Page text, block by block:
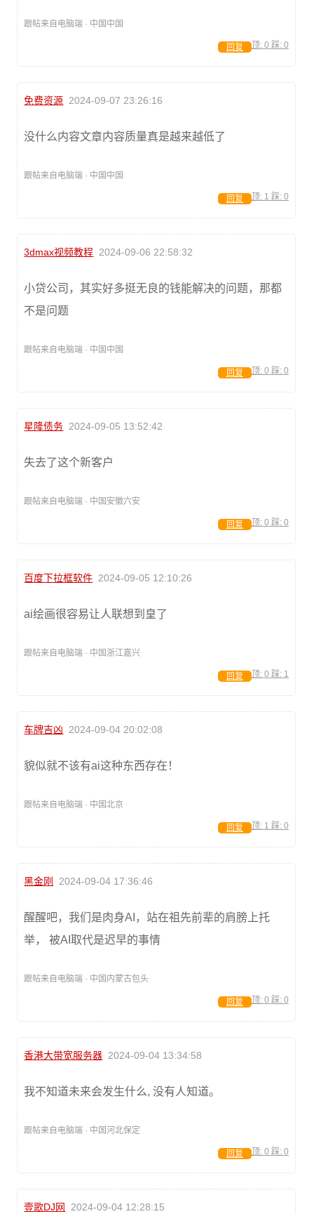
跟帖来自电脑端 · 中国中国
顶: 0 踩: 0
回复
免费资源 2024-09-07 23:26:16
没什么内容文章内容质量真是越来越低了
跟帖来自电脑端 · 中国中国
顶: 1 踩: 0
回复
3dmax视频教程 2024-09-06 22:58:32
小贷公司，其实好多挺无良的钱能解决的问题，那都
不是问题
跟帖来自电脑端 · 中国中国
顶: 0 踩: 0
回复
星隆债务 2024-09-05 13:52:42
失去了这个新客户
跟帖来自电脑端 · 中国安徽六安
顶: 0 踩: 0
回复
百度下拉框软件 2024-09-05 12:10:26
ai绘画很容易让人联想到皇了
跟帖来自电脑端 · 中国浙江嘉兴
顶: 0 踩: 1
回复
车牌吉凶 2024-09-04 20:02:08
貌似就不该有ai这种东西存在！
跟帖来自电脑端 · 中国北京
顶: 1 踩: 0
回复
黑金刚 2024-09-04 17:36:46
醒醒吧，我们是肉身AI，站在祖先前辈的肩膀上托
举， 被AI取代是迟早的事情
跟帖来自电脑端 · 中国内蒙古包头
顶: 0 踩: 0
回复
香港大带宽服务器 2024-09-04 13:34:58
我不知道未来会发生什么, 没有人知道。
跟帖来自电脑端 · 中国河北保定
顶: 0 踩: 0
回复
壹歌DJ网 2024-09-04 12:28:15